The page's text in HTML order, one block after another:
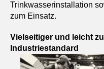
Trinkwasserinstallation
zum Einsatz.
Vielseitiger und leicht
Industriestandard